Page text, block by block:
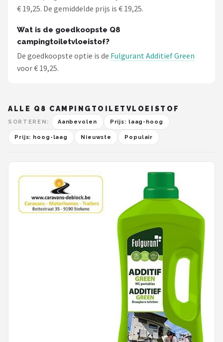
€ 19,25. De gemiddelde prijs is € 19,25.
Wat is de goedkoopste Q8
campingtoiletvloeistof?
De goedkoopste optie is de Fulgurant Additief Green
voor € 19,25.
ALLE Q8 CAMPINGTOILETVLOEISTOF
SORTEREN: Aanbevolen Prijs: laag-hoog
Prijs: hoog-laag Nieuwste Populair